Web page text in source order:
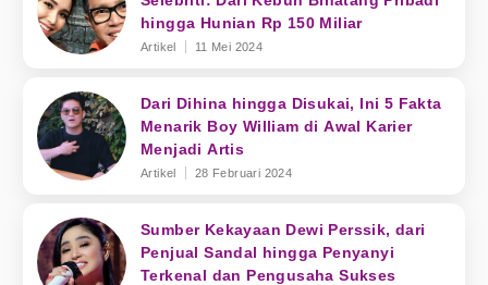
hingga Hunian Rp 150 Miliar
Artikel 11 Mei 2024
Dari Dihina hingga Disukai, Ini 5 Fakta
Menarik Boy William di Awal Karier
Menjadi Artis
Artikel 28 Februari 2024
Sumber Kekayaan Dewi Perssik, dari
Penjual Sandal hingga Penyanyi
Terkenal dan Pengusaha Sukses